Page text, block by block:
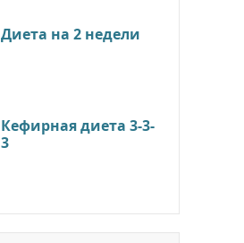
Диета на 2 недели
Кефирная диета 3-3-
3